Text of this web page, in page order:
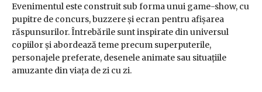
Evenimentul este construit sub forma unui game-show, cu
pupitre de concurs, buzzere și ecran pentru afișarea
răspunsurilor. Întrebările sunt inspirate din universul
copiilor și abordează teme precum superputerile,
personajele preferate, desenele animate sau situațiile
amuzante din viața de zi cu zi.